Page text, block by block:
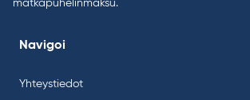
matkapuhelinmaksu.
Navigoi
Yhteystiedot